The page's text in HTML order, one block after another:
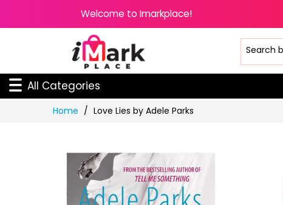
Welcome to Imarkplace!
All Categories
Home Love Lies by Adele Parks